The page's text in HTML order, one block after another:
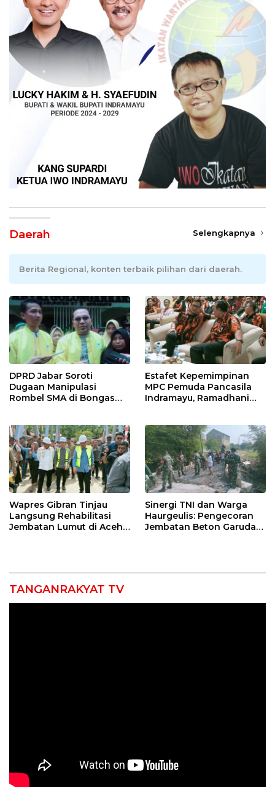
Daerah Selengkapnya
Berita Regional, konten terbaik pilihan dari daerah.
DPRD Jabar Soroti
Dugaan Manipulasi
Rombel SMA di Bongas
Estafet Kepemimpinan
MPC Pemuda Pancasila
Indramayu, Ramadhani
Muscablub
Wapres Gibran Tinjau
Langsung Rehabilitasi
Jembatan Lumut di Aceh
Sinergi TNI dan Warga
Haurgeulis: Pengecoran
Jembatan Beton Garuda
TANGANRAKYAT TV